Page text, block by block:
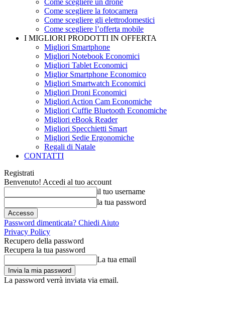
Come scegliere un drone
Come scegliere la fotocamera
Come scegliere gli elettrodomestici
Come scegliere l’offerta mobile
I MIGLIORI PRODOTTI IN OFFERTA
Migliori Smartphone
Migliori Notebook Economici
Migliori Tablet Economici
Miglior Smartphone Economico
Migliori Smartwatch Economici
Migliori Droni Economici
Migliori Action Cam Economiche
Migliori Cuffie Bluetooth Economiche
Migliori eBook Reader
Migliori Specchietti Smart
Migliori Sedie Ergonomiche
Regali di Natale
CONTATTI
Registrati
Benvenuto! Accedi al tuo account
il tuo username
la tua password
Password dimenticata? Chiedi Aiuto
Privacy Policy
Recupero della password
Recupera la tua password
La tua email
La password verrà inviata via email.